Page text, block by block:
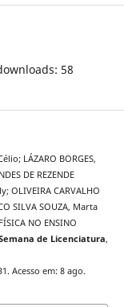
58
LÁZARO BORGES,
DE REZENDE
OLIVEIRA CARVALHO
SILVA SOUZA, Marta
NO ENSINO
de Licenciatura,
Acesso em: 8 ago.